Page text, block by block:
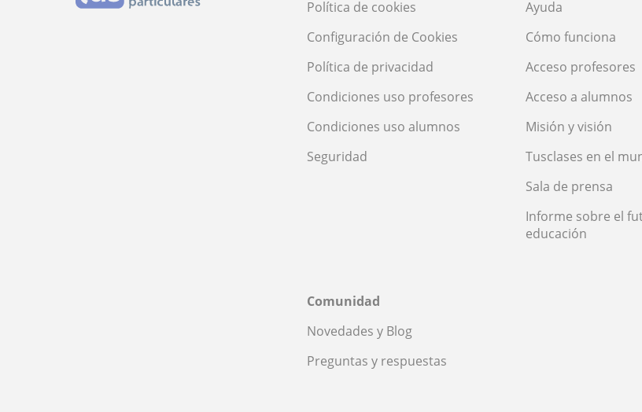
Política de cookies
Configuración de Cookies
Política de privacidad
Condiciones uso profesores
Condiciones uso alumnos
Seguridad
Ayuda
Cómo funciona
Acceso profesores
Acceso a alumnos
Misión y visión
Tusclases en el
Sala de prensa
Informe sobre el
educación
Comunidad
Novedades y Blog
Preguntas y respuestas